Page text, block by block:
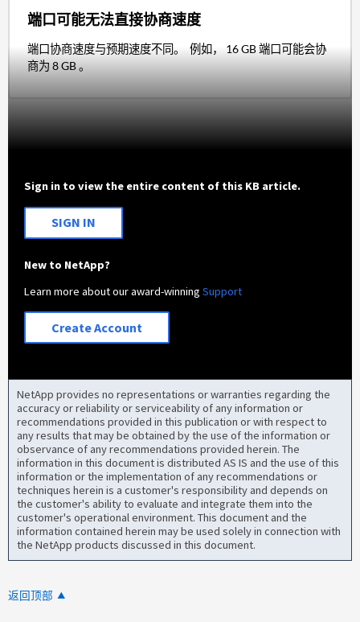
端口可能无法直接协商速度
端口协商速度与预期速度不同。 例如， 16 GB 端口可能会协
商为 8 GB 。
Sign in to view the entire content of this KB article.
SIGN IN
New to NetApp?
Learn more about our award-winningSupport
Create Account
NetApp provides no representations or warranties regarding the
accuracy or reliability or serviceability of any information or
recommendations provided in this publication or with respect to
any results that may be obtained by the use of the information or
observance of any recommendations provided herein. The
information in this document is distributed AS IS and the use of this
information or the implementation of any recommendations or
techniques herein is a customer's responsibility and depends on
the customer's ability to evaluate and integrate them into the
customer's operational environment. This document and the
information contained herein may be used solely in connection with
the NetApp products discussed in this document.
返回顶部